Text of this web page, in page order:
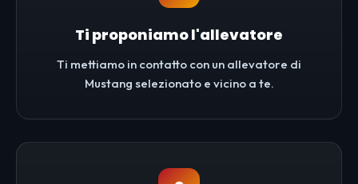
Ti proponiamo l'allevatore
Ti mettiamo in contatto con un allevatore di
Mustang selezionato e vicino a te.